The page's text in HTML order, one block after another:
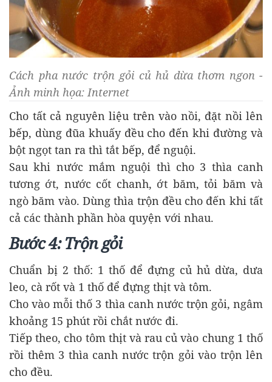
Cách pha nước trộn gỏi củ hủ dừa thơm ngon -
Ảnh minh họa: Internet
Cho tất cả nguyên liệu trên vào nồi, đặt nồi lên
bếp, dùng đũa khuấy đều cho đến khi đường và
bột ngọt tan ra thì tắt bếp, để nguội.
Sau khi nước mắm nguội thì cho 3 thìa canh
tương ớt, nước cốt chanh, ớt băm, tỏi băm và
ngò băm vào. Dùng thìa trộn đều cho đến khi tất
cả các thành phần hòa quyện với nhau.
Bước 4: Trộn gỏi
Chuẩn bị 2 thố: 1 thố để đựng củ hủ dừa, dưa
leo, cà rốt và 1 thố để đựng thịt và tôm.
Cho vào mỗi thố 3 thìa canh nước trộn gỏi, ngâm
khoảng 15 phút rồi chắt nước đi.
Tiếp theo, cho tôm thịt và rau củ vào chung 1 thố
rồi thêm 3 thìa canh nước trộn gỏi vào trộn lên
cho đều.